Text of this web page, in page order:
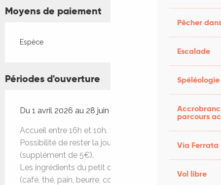
Pêcher
Escalade
Spéléologie
parcours
Via Ferrata
Vol libre
Moyens de paiement
Espèce
Périodes d'ouverture
Du 1 avril 2026 au 28 juin 2026
Accueil entre 16h et 10h. Départ avant 9h.
Possibilité de rester la journée ou d'arriver plus tôt
(supplément de 5€).
Les ingrédients du petit déjeuner sont fournis
(café, thé, pain, beurre, confiture).